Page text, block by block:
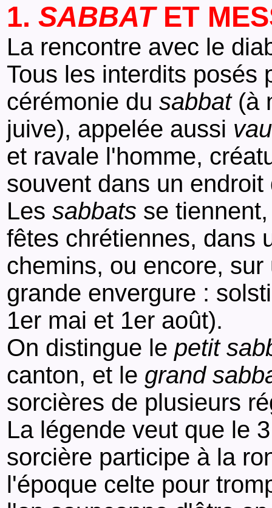
1. SABBATET
La rencontre avec le
Tous les interdits posés
cérémonie du sabbat(à
juive), appelée aussi
et ravale l'homme,
souvent dans un
Les sabbats se
fêtes chrétiennes, dans
chemins, ou encore,
grande envergure :
1er mai et 1er août).
On distingue le petit
canton, et le grand
sorcières de plusieurs
La légende veut que le
sorcière participe à la
l'époque celte pour